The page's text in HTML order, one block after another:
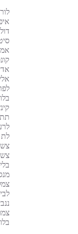
לת
צש